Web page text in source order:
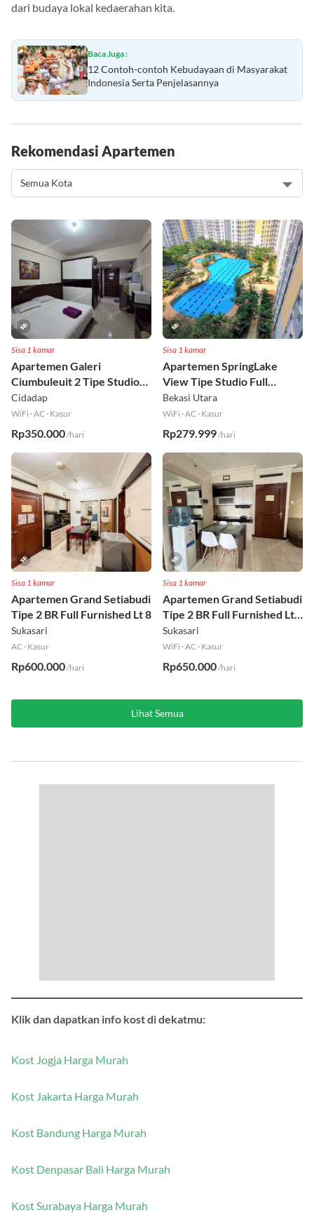
dari budaya lokal kedaerahan kita.
Baca Juga :
12 Contoh-contoh Kebudayaan di Masyarakat
Indonesia Serta Penjelasannya
Rekomendasi Apartemen
Sisa 1 kamar
Apartemen Galeri
Ciumbuleuit 2 Tipe Studio
Full Furnished Lt 30
Cidadap
WiFi ·AC · Kasur
Rp350.000/hari
Sisa 1 kamar
Apartemen SpringLake
View Tipe Studio Full
Furnished Lt 2
Bekasi Utara
WiFi ·AC · Kasur
Rp279.999/hari
Sisa 1 kamar
Apartemen Grand Setiabudi
Tipe 2 BR Full Furnished Lt 8
Sukasari
AC · Kasur
Rp600.000/hari
Sisa 1 kamar
Apartemen Grand Setiabudi
Tipe 2 BR Full Furnished Lt
19
Sukasari
WiFi ·AC · Kasur
Rp650.000/hari
Lihat Semua
Klik dan dapatkan info kost di dekatmu:
Kost Jogja Harga Murah
Kost Jakarta Harga Murah
Kost Bandung Harga Murah
Kost Denpasar Bali Harga Murah
Kost Surabaya Harga Murah